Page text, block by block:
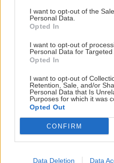
I want to opt-out of the
Personal Data.
Opted In
I want to opt-out of
Personal Data for Targeted
Opted In
I want to opt-out of
Retention, Sale, and/or
Personal Data that Is
Purposes for which it was
Opted Out
CONFIRM
Data Deletion Data